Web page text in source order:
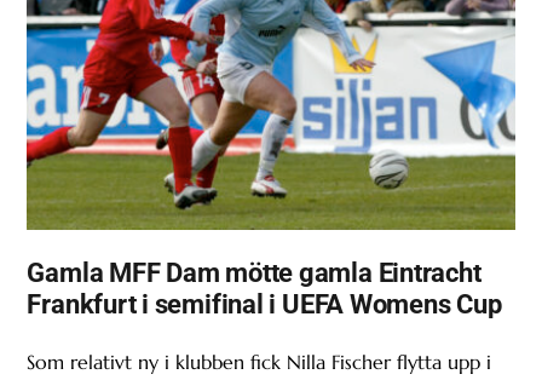
Gamla MFF Dam mötte gamla Eintracht
Frankfurt i semifinal i UEFA Womens Cup
Som relativt ny i klubben fick Nilla Fischer flytta upp i